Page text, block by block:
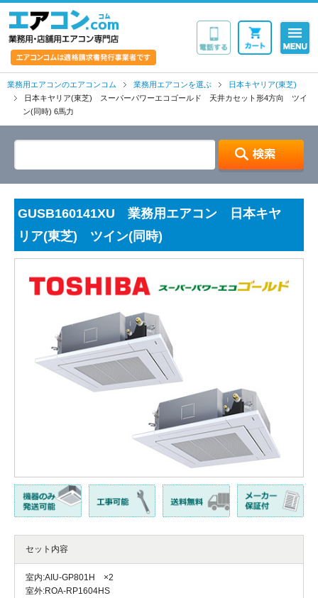
業務用エアコンのエアコンコム 業務用エアコンを選ぶ
日本キヤリア(東芝)
日本キヤリア(東芝) スーパーパワーエコゴールド 天井カセット形4方向 ツイ
ン(同時) 6馬力
GUSB160141XU 業務用エアコン 日本キヤ
リア(東芝) ツイン(同時)
セット内容
室内:AIU-GP801H ×2
室外:ROA-RP1604HS